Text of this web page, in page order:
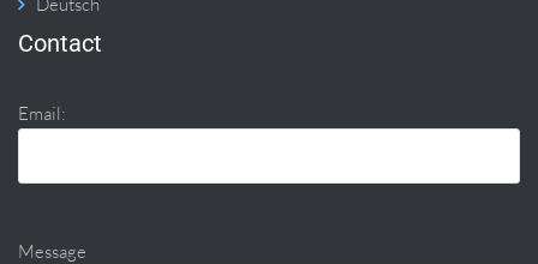
Contact
Email:
Message